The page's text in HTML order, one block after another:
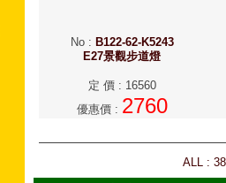
No: B122-62-K5243
E27景觀步道燈
定 價: 16560
優惠價: 2760
ALL :